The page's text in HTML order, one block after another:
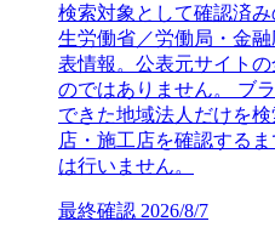
検索対象として確認済
生労働省／労働局・金
表情報。公表元サイト
のではありません。 ブ
できた地域法人だけを
店・施工店を確認する
は行いません。
最終確認 2026/8/7